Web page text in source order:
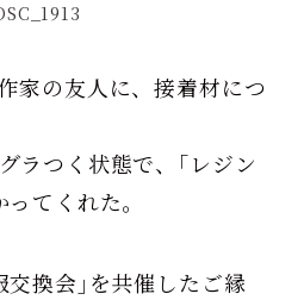
家の友人に、接着材につ
ラつく状態で、｢レジン
てくれた。
交換会｣を共催したご縁